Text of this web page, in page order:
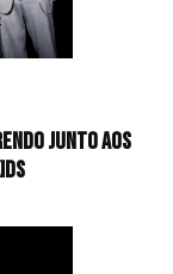
junto aos